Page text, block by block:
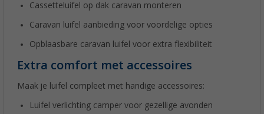
Cassetteluifel op dak caravan monteren
Caravan luifel aanbieding voor voordelige opties
Opblaasbare caravan luifel voor extra flexibiliteit
Extra comfort met accessoires
Maak je luifel compleet met handige accessoires:
Luifel verlichting camper voor gezellige avonden